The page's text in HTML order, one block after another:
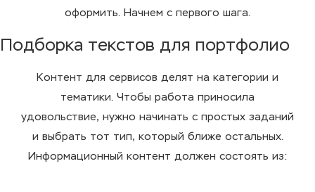
оформить. Начнем с первого шага.
Подборка текстов для портфолио
Контент для сервисов делят на категории и
тематики. Чтобы работа приносила
удовольствие, нужно начинать с простых заданий
и выбрать тот тип, который ближе остальных.
Информационный контент должен состоять из: